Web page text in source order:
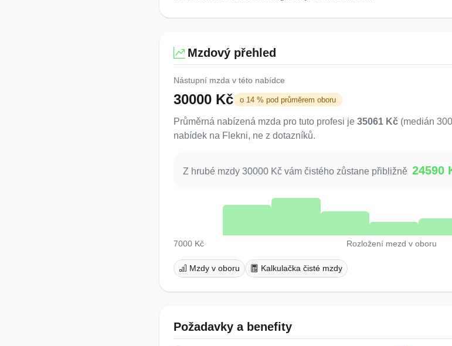
Mzdový přehled
Nástupní mzda v této nabídce
30000 Kč o 14 % pod průměrem oboru
Průměrná nabízená mzda pro tuto profesi je 35061 Kč (medián
nabídek na Flekni, ne z dotazníků.
Z hrubé mzdy 30000 Kč vám čistého zůstane přibližně 24590
7000 Kč Rozložení mezd v oboru
Mzdy v oboru Kalkulačka čisté mzdy
Požadavky a benefity